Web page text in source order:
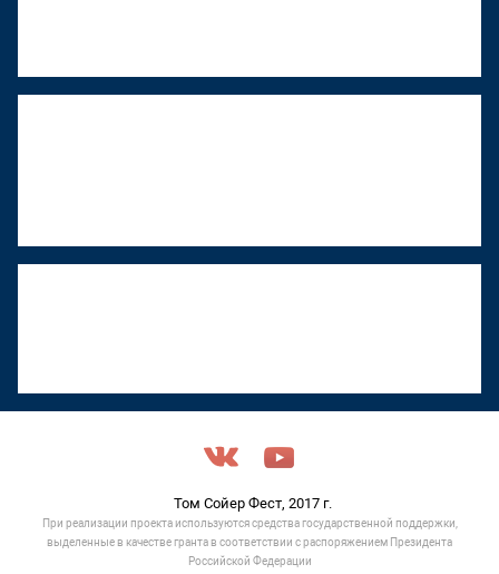
Том Сойер Фест, 2017 г.
При реализации проекта используются средства государственной поддержки,
выделенные в качестве гранта в соответствии c распоряжением Президента
Российской Федерации